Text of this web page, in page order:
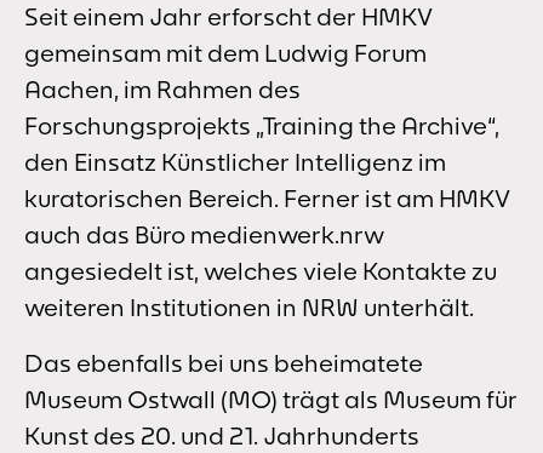
Seit einem Jahr erforscht der HMKV
gemeinsam mit dem Ludwig Forum
Aachen, im Rahmen des
Forschungsprojekts „Training the Archive“,
den Einsatz Künstlicher Intelligenz im
kuratorischen Bereich. Ferner ist am HMKV
auch das Büro medienwerk.nrw
angesiedelt ist, welches viele Kontakte zu
weiteren Institutionen in NRW unterhält.
Das ebenfalls bei uns beheimatete
Museum Ostwall (MO) trägt als Museum für
Kunst des 20. und 21. Jahrhunderts